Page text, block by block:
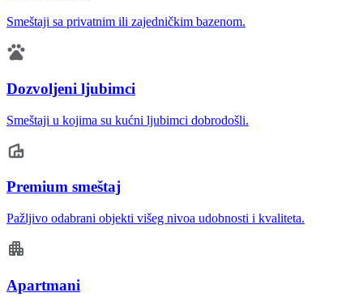
Smeštaji sa privatnim ili zajedničkim bazenom.
Dozvoljeni ljubimci
Smeštaji u kojima su kućni ljubimci dobrodošli.
Premium smeštaj
Pažljivo odabrani objekti višeg nivoa udobnosti i kvaliteta.
Apartmani